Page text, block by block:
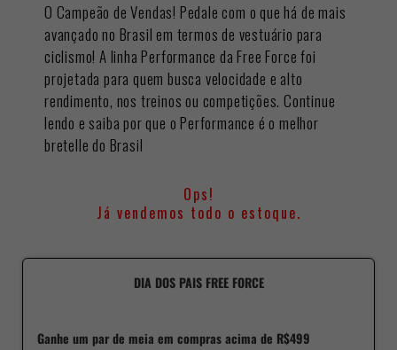
O Campeão de Vendas! Pedale com o que há de mais
avançado no Brasil em termos de vestuário para
ciclismo! A linha Performance da Free Force foi
projetada para quem busca velocidade e alto
rendimento, nos treinos ou competições. Continue
lendo e saiba por que o Performance é o melhor
bretelle do Brasil
Ops!
Já vendemos todo o estoque.
DIA DOS PAIS FREE FORCE
Ganhe um par de meia em compras acima de R$499